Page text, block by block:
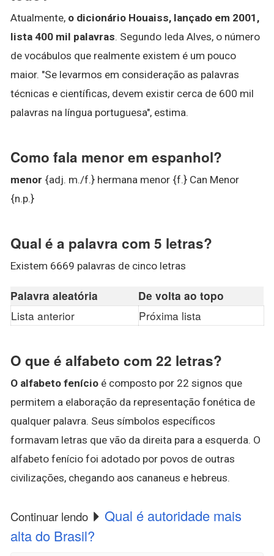
Atualmente, o dicionário Houaiss, lançado em 2001,
lista 400 mil palavras. Segundo Ieda Alves, o número
de vocábulos que realmente existem é um pouco
maior. "Se levarmos em consideração as palavras
técnicas e científicas, devem existir cerca de 600 mil
palavras na língua portuguesa", estima.
Como fala menor em espanhol?
menor {adj. m./f.} hermana menor {f.} Can Menor
{n.p.}
Qual é a palavra com 5 letras?
Existem 6669 palavras de cinco letras
Palavra aleatória De volta ao topo
Lista anterior Próxima lista
O que é alfabeto com 22 letras?
O alfabeto fenício é composto por 22 signos que
permitem a elaboração da representação fonética de
qualquer palavra. Seus símbolos específicos
formavam letras que vão da direita para a esquerda. O
alfabeto fenício foi adotado por povos de outras
civilizações, chegando aos cananeus e hebreus.
Continuar lendo
Qual é autoridade mais
alta do Brasil?